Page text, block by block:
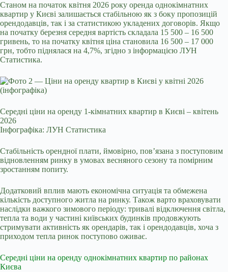
Станом на початок квітня 2026 року оренда однокімнатних
квартир у Києві залишається стабільною як з боку пропозицій
орендодавців, так і за статистикою укладених договорів. Якщо
на початку березня середня вартість складала 15 500 – 16 500
гривень, то на початку квітня ціна становила 16 500 – 17 000
грн, тобто піднялася на 4,7%, згідно з інформацією ЛУН
Статистика.
Середні ціни на оренду 1-кімнатних квартир в Києві – квітень
2026
Інфографіка: ЛУН Статистика
Стабільність орендної плати, ймовірно, пов’язана з поступовим
відновленням ринку в умовах весняного сезону та помірним
зростанням попиту.
Додатковий вплив мають економічна ситуація та обмежена
кількість доступного житла на ринку. Також варто враховувати
наслідки важкого зимового періоду: тривалі відключення світла,
тепла та води у частині київських будинків продовжують
стримувати активність як орендарів, так і орендодавців, хоча з
приходом тепла ринок поступово оживає.
Середні ціни на оренду однокімнатних квартир по районах
Києва